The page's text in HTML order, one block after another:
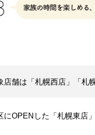
店舗は「札幌西店」「札
にOPENした「札幌東店